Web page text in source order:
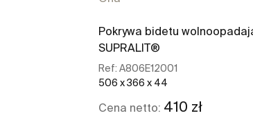
Pokrywa bidetu
SUPRALIT®
Ref: A806E12001
506 x 366 x 44
Cena netto: 410 zł